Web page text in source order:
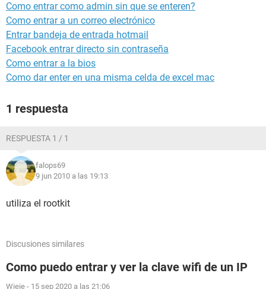
Como entrar como admin sin que se enteren?
Como entrar a un correo electrónico
Entrar bandeja de entrada hotmail
Facebook entrar directo sin contraseña
Como entrar a la bios
Como dar enter en una misma celda de excel mac
1 respuesta
RESPUESTA 1 / 1
falops69
9 jun 2010 a las 19:13
utiliza el rootkit
Discusiones similares
Como puedo entrar y ver la clave wifi de un IP
Wieie - 15 sep 2020 a las 21:06